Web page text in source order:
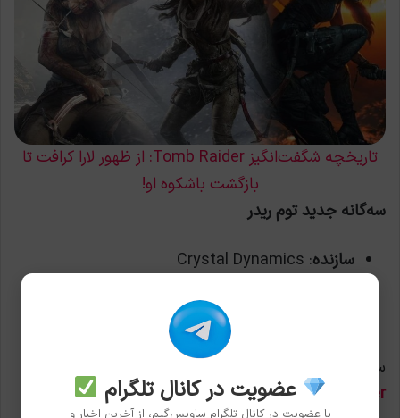
تاریخچه شگفت‌انگیز Tomb Raider: از ظهور لارا کرافت تا
بازگشت باشکوه او!
سه‌گانه جدید توم ریدر
سازنده: Crystal Dynamics
: پلی‌استیشن ۴، پلی‌استیشن ۵، کامپیوتر
سری Uncharted بیش از هر بازی دیگری به
Raider
عضویت در کانال تلگرام
با عضویت در کانال تلگرام ساویس‌گیم، از آخرین اخبار و